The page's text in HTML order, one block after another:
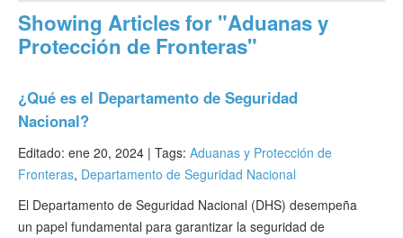
Página de inicio
¿Qué es ESTA?
Verificar ESTA
ESTA Información
Showing Articles for "Aduanas y
Protección de Fronteras"
¿Qué es el Departamento de Seguridad
Nacional?
Editado: ene 20, 2024 | Tags: Aduanas y Protección de
Fronteras, Departamento de Seguridad Nacional
El Departamento de Seguridad Nacional (DHS) desempeña
un papel fundamental para garantizar la seguridad de